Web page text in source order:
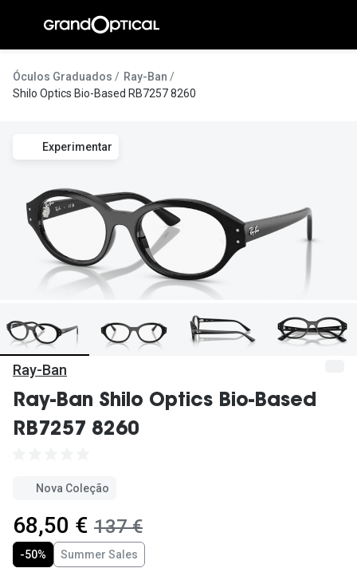
conteúdo
Inês
Óculos Graduados
Ray-Ban
Shilo Optics Bio-Based RB7257 8260
Experimentar
Ray-Ban
Ray-Ban Shilo Optics Bio-Based
RB7257 8260
Nova Coleção
agora:
68,50 € era:
137 €
-50% Summer Sales